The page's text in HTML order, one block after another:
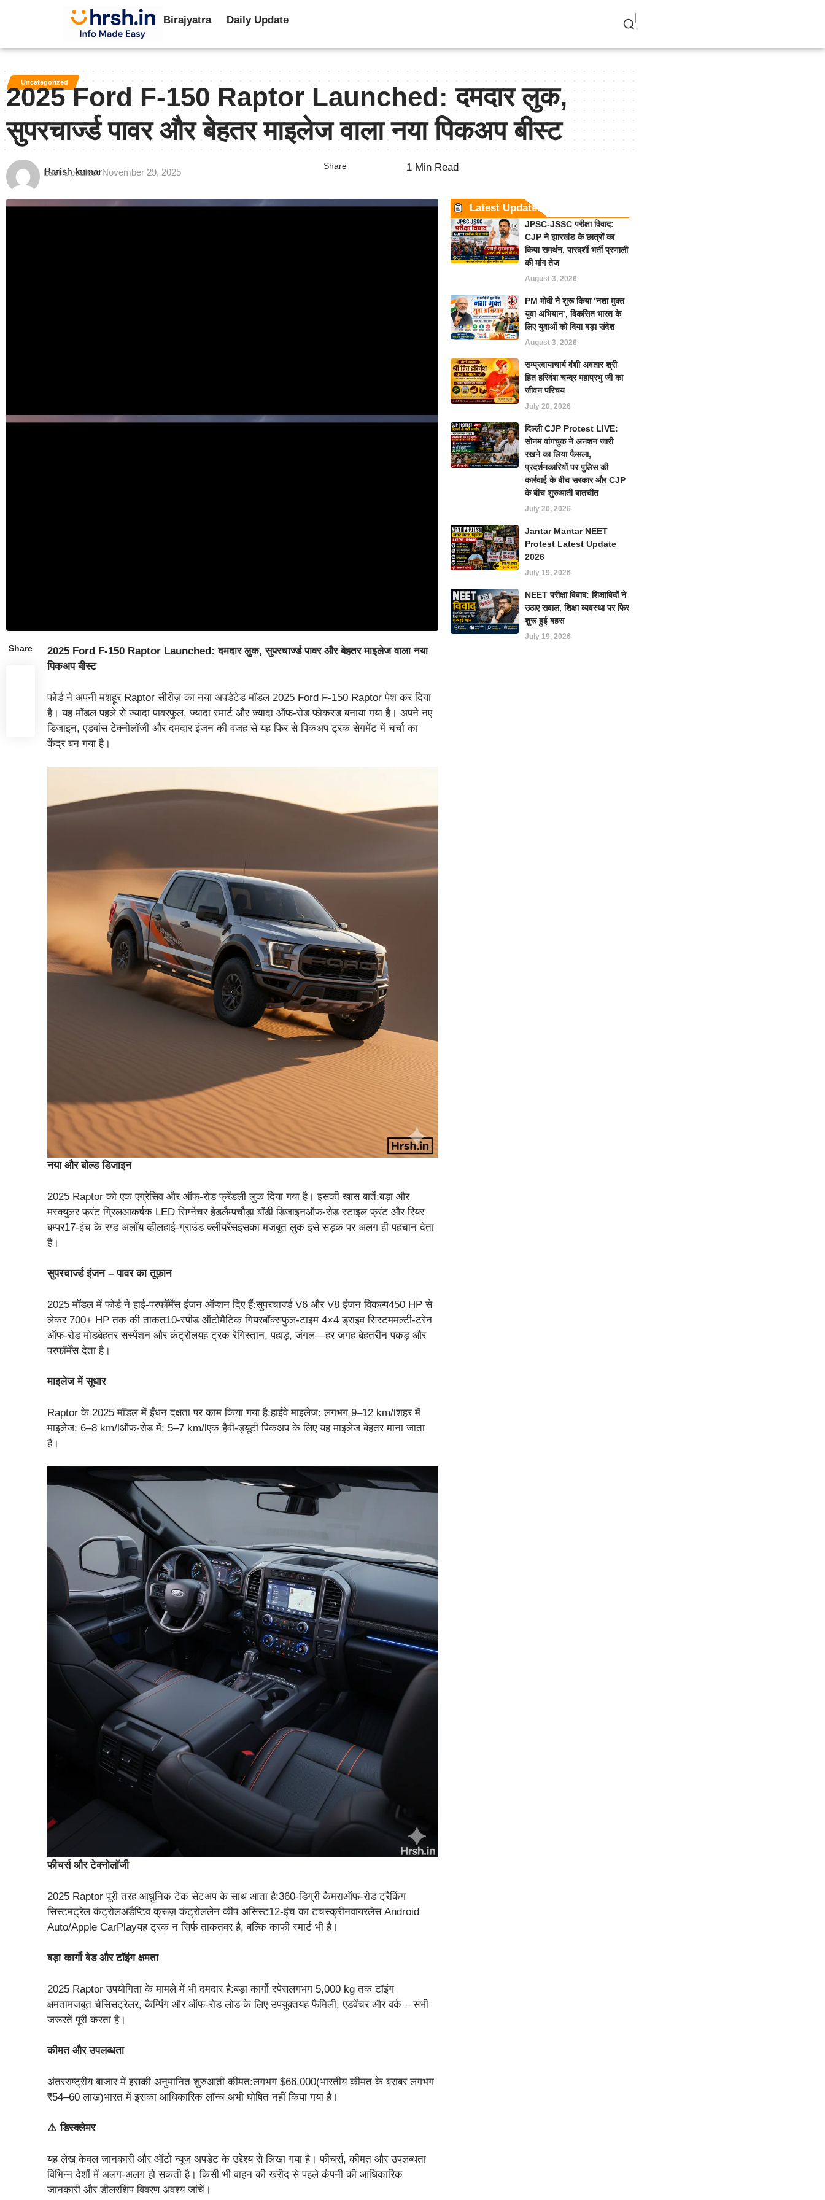
Birajyatra Daily Update
Uncategorized
2025 Ford F-150 Raptor Launched: दमदार लुक,
सुपरचार्ज्ड पावर और बेहतर माइलेज वाला नया पिकअप बीस्ट
Harish kumar
Last Updated: November 29, 2025
Share 1 Min Read
Share
2025 Ford F-150 Raptor Launched: दमदार लुक, सुपरचार्ज्ड पावर और बेहतर माइलेज वाला नया
पिकअप बीस्ट
फोर्ड ने अपनी मशहूर Raptor सीरीज़ का नया अपडेटेड मॉडल 2025 Ford F-150 Raptor पेश कर दिया
है। यह मॉडल पहले से ज्यादा पावरफुल, ज्यादा स्मार्ट और ज्यादा ऑफ-रोड फोकस्ड बनाया गया है। अपने नए
डिजाइन, एडवांस टेक्नोलॉजी और दमदार इंजन की वजह से यह फिर से पिकअप ट्रक सेगमेंट में चर्चा का
केंद्र बन गया है।
नया और बोल्ड डिजाइन
2025 Raptor को एक एग्रेसिव और ऑफ-रोड फ्रेंडली लुक दिया गया है। इसकी खास बातें:बड़ा और
मस्क्युलर फ्रंट ग्रिलआकर्षक LED सिग्नेचर हेडलैम्पचौड़ा बॉडी डिजाइनऑफ-रोड स्टाइल फ्रंट और रियर
बम्पर17-इंच के रग्ड अलॉय व्हीलहाई-ग्राउंड क्लीयरेंसइसका मजबूत लुक इसे सड़क पर अलग ही पहचान देता
है।
सुपरचार्ज्ड इंजन – पावर का तूफ़ान
2025 मॉडल में फोर्ड ने हाई-परफॉर्मेंस इंजन ऑप्शन दिए हैं:सुपरचार्ज्ड V6 और V8 इंजन विकल्प450 HP से
लेकर 700+ HP तक की ताकत10-स्पीड ऑटोमैटिक गियरबॉक्सफुल-टाइम 4×4 ड्राइव सिस्टममल्टी-टरेन
ऑफ-रोड मोडबेहतर सस्पेंशन और कंट्रोलयह ट्रक रेगिस्तान, पहाड़, जंगल—हर जगह बेहतरीन पकड़ और
परफॉर्मेंस देता है।
माइलेज में सुधार
Raptor के 2025 मॉडल में ईंधन दक्षता पर काम किया गया है:हाईवे माइलेज: लगभग 9–12 km/lशहर में
माइलेज: 6–8 km/lऑफ-रोड में: 5–7 km/lएक हैवी-ड्यूटी पिकअप के लिए यह माइलेज बेहतर माना जाता
है।
फीचर्स और टेक्नोलॉजी
2025 Raptor पूरी तरह आधुनिक टेक सेटअप के साथ आता है:360-डिग्री कैमराऑफ-रोड ट्रैकिंग
सिस्टमट्रेल कंट्रोलअडैप्टिव क्रूज़ कंट्रोललेन कीप असिस्ट12-इंच का टचस्क्रीनवायरलेस Android
Auto/Apple CarPlayयह ट्रक न सिर्फ ताकतवर है, बल्कि काफी स्मार्ट भी है।
बड़ा कार्गो बेड और टॉइंग क्षमता
2025 Raptor उपयोगिता के मामले में भी दमदार है:बड़ा कार्गो स्पेसलगभग 5,000 kg तक टॉइंग
क्षमतामजबूत चेसिसट्रेलर, कैम्पिंग और ऑफ-रोड लोड के लिए उपयुक्तयह फैमिली, एडवेंचर और वर्क – सभी
जरूरतें पूरी करता है।
कीमत और उपलब्धता
अंतरराष्ट्रीय बाजार में इसकी अनुमानित शुरुआती कीमत:लगभग $66,000(भारतीय कीमत के बराबर लगभग
₹54–60 लाख)भारत में इसका आधिकारिक लॉन्च अभी घोषित नहीं किया गया है।
⚠️ डिस्क्लेमर
यह लेख केवल जानकारी और ऑटो न्यूज़ अपडेट के उद्देश्य से लिखा गया है। फीचर्स, कीमत और उपलब्धता
विभिन्न देशों में अलग-अलग हो सकती है। किसी भी वाहन की खरीद से पहले कंपनी की आधिकारिक
जानकारी और डीलरशिप विवरण अवश्य जांचें।
Latest Updates
JPSC-JSSC परीक्षा विवाद:
CJP ने झारखंड के छात्रों का
किया समर्थन, पारदर्शी भर्ती प्रणाली
की मांग तेज
August 3, 2026
PM मोदी ने शुरू किया ‘नशा मुक्त
युवा अभियान’, विकसित भारत के
लिए युवाओं को दिया बड़ा संदेश
August 3, 2026
सम्प्रदायाचार्य वंशी अवतार श्री
हित हरिवंश चन्द्र महाप्रभु जी का
जीवन परिचय
July 20, 2026
दिल्ली CJP Protest LIVE:
सोनम वांगचुक ने अनशन जारी
रखने का लिया फैसला,
प्रदर्शनकारियों पर पुलिस की
कार्रवाई के बीच सरकार और CJP
के बीच शुरुआती बातचीत
July 20, 2026
Jantar Mantar NEET
Protest Latest Update
2026
July 19, 2026
NEET परीक्षा विवाद: शिक्षाविदों ने
उठाए सवाल, शिक्षा व्यवस्था पर फिर
शुरू हुई बहस
July 19, 2026